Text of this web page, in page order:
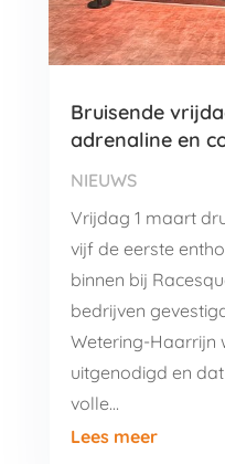
Bruisende
adrenaline en
NIEUWS
Vrijdag 1 maart
vijf de eerste
binnen bij
bedrijven
Wetering-Haarrijn
uitgenodigd en
volle…
Lees meer